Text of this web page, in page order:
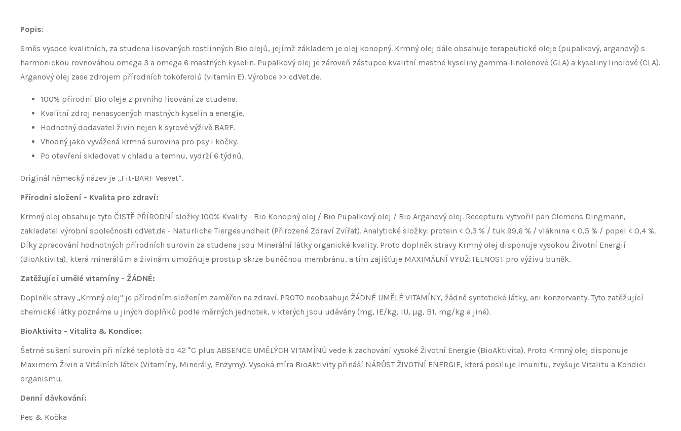
Popis:
Směs vysoce kvalitních, za studena lisovaných rostlinných Bio olejů, jejímž základem je olej konopný. Krmný olej dále obsahuje terapeutické oleje (pupalkový, arganový) s
harmonickou rovnováhou omega 3 a omega 6 mastných kyselin. Pupalkový olej je zároveň zástupce kvalitní mastné kyseliny gamma-linolenové (GLA) a kyseliny linolové (CLA).
Arganový olej zase zdrojem přírodních tokoferolů (vitamín E). Výrobce >> cdVet.de.
100% přírodní Bio oleje z prvního lisování za studena. ​
Kvalitní zdroj nenasycených mastných kyselin a energie.​ ​
Hodnotný dodavatel živin nejen k syrové výživě BARF.​ ​
Vhodný jako vyvážená krmná surovina pro psy i kočky.​ ​
Po otevření skladovat v chladu a temnu, vydrží 6 týdnů.
Originál německý název je „Fit-BARF VeaVet“.
Přírodní složení - Kvalita pro zdraví:
Krmný olej obsahuje tyto ČISTĚ PŘÍRODNÍ složky 100% Kvality - Bio Konopný olej / Bio Pupalkový olej / Bio Arganový olej. Recepturu vytvořil pan Clemens Dingmann,
zakladatel výrobní společnosti cdVet.de - Natürliche Tiergesundheit (Přirozené Zdraví Zvířat). Analytické složky: protein < 0,3 % / tuk 99,6 % / vláknina < 0,5 % / popel < 0,4 %.
Díky zpracování hodnotných přírodních surovin za studena jsou Minerální látky organické kvality. Proto doplněk stravy Krmný olej disponuje vysokou Životní Energií
(BioAktivita), která minerálům a živinám umožňuje prostup skrze buněčnou membránu, a tím zajišťuje MAXIMÁLNÍ VYUŽITELNOST pro výživu buněk.
Zatěžující umělé vitamíny - ŽÁDNÉ:
Doplněk stravy „Krmný olej" je přírodním složením zaměřen na zdraví. PROTO neobsahuje ŽÁDNÉ UMĚLÉ VITAMÍNY, žádné syntetické látky, ani konzervanty. Tyto zatěžující
chemické látky poznáme u jiných doplňků podle měrných jednotek, v kterých jsou udávány (mg, IE/kg, IU, µg, B1, mg/kg a jiné).
BioAktivita - Vitalita & Kondice:
Šetrné sušení surovin při nízké teplotě do 42 °C plus ABSENCE UMĚLÝCH VITAMÍNŮ vede k zachování vysoké Životní Energie (BioAktivita). Proto Krmný olej disponuje
Maximem Živin a Vitálních látek (Vitamíny, Minerály, Enzymy). Vysoká míra BioAktivity přináší NÁRŮST ŽIVOTNÍ ENERGIE, která posiluje Imunitu, zvyšuje Vitalitu a Kondici
organismu.
Denní dávkování:
Pes & Kočka